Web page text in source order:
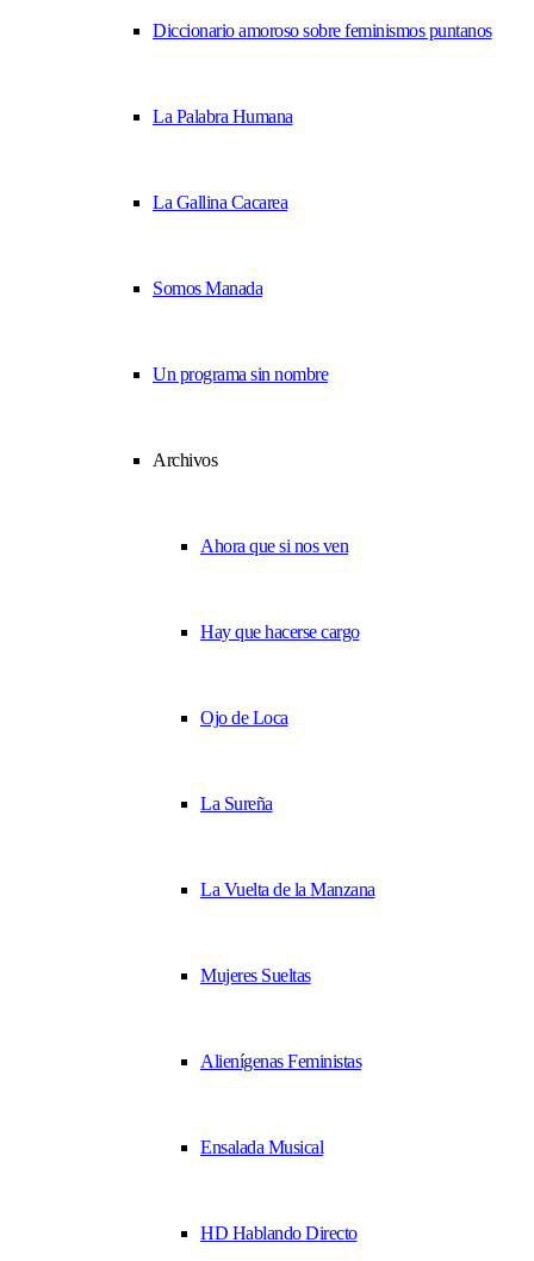
Diccionario amoroso sobre feminismos puntanos
La Palabra Humana
La Gallina Cacarea
Somos Manada
Un programa sin nombre
Archivos
Ahora que si nos ven
Hay que hacerse cargo
Ojo de Loca
La Sureña
La Vuelta de la Manzana
Mujeres Sueltas
Alienígenas Feministas
Ensalada Musical
HD Hablando Directo